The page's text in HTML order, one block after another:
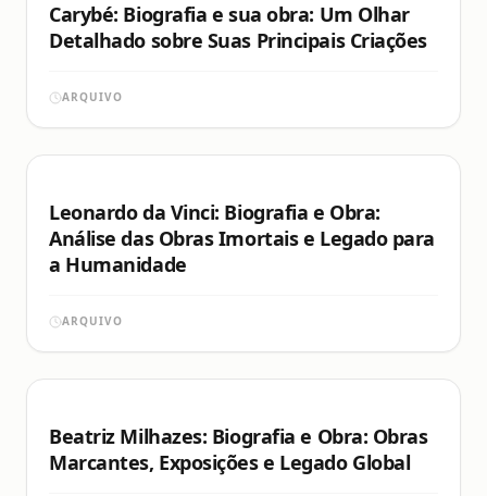
Carybé: Biografia e sua obra: Um Olhar
Detalhado sobre Suas Principais Criações
ARQUIVO
Leonardo da Vinci: Biografia e Obra:
Análise das Obras Imortais e Legado para
a Humanidade
ARQUIVO
Beatriz Milhazes: Biografia e Obra: Obras
Marcantes, Exposições e Legado Global